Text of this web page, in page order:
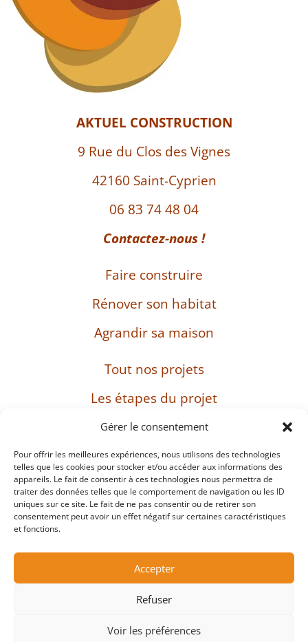
Gérer le consentement
Pour offrir les meilleures expériences, nous utilisons des technologies
telles que les cookies pour stocker et/ou accéder aux informations des
appareils. Le fait de consentir à ces technologies nous permettra de
traiter des données telles que le comportement de navigation ou les ID
uniques sur ce site. Le fait de ne pas consentir ou de retirer son
consentement peut avoir un effet négatif sur certaines caractéristiques
et fonctions.
Accepter
Refuser
Voir les préférences
AKTUEL CONSTRUCTION
9 Rue du Clos des Vignes
42160 Saint-Cyprien
06 83 74 48 04
Contactez-nous !
Faire construire
Rénover son habitat
Agrandir sa maison
Tout nos projets
Les étapes du projet
L’entreprise
SIRET : 482 897 469 00037 – Capital : 8 000 euros
– TVA intracommunautaire : FR38482897469
Protection des données personnelles et cookies